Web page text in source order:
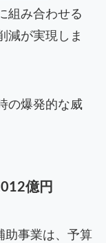
組み合わせる
減が実現しま
の爆発的な威
億円
助事業は、予算